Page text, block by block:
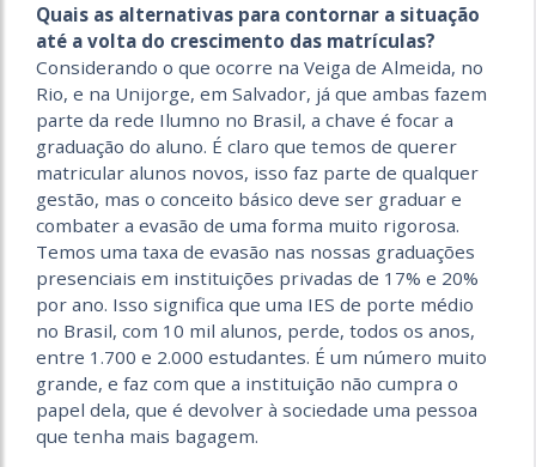
Quais as alternativas para contornar a situação
até a volta do crescimento das matrículas?
Considerando o que ocorre na Veiga de Almeida, no
Rio, e na Unijorge, em Salvador, já que ambas fazem
parte da rede Ilumno no Brasil, a chave é focar a
graduação do aluno. É claro que temos de querer
matricular alunos novos, isso faz parte de qualquer
gestão, mas o conceito básico deve ser graduar e
combater a evasão de uma forma muito rigorosa.
Temos uma taxa de evasão nas nossas graduações
presenciais em instituições privadas de 17% e 20%
por ano. Isso significa que uma IES de porte médio
no Brasil, com 10 mil alunos, perde, todos os anos,
entre 1.700 e 2.000 estudantes. É um número muito
grande, e faz com que a instituição não cumpra o
papel dela, que é devolver à sociedade uma pessoa
que tenha mais bagagem.